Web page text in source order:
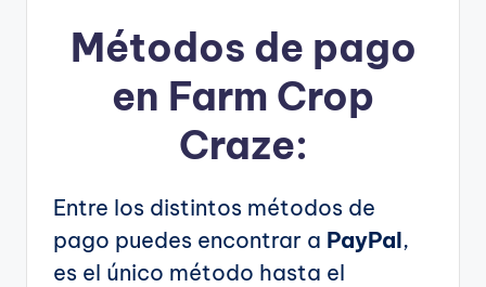
Métodos de pago
en Farm Crop
Craze:
Entre los distintos métodos de
pago puedes encontrar a PayPal,
es el único método hasta el